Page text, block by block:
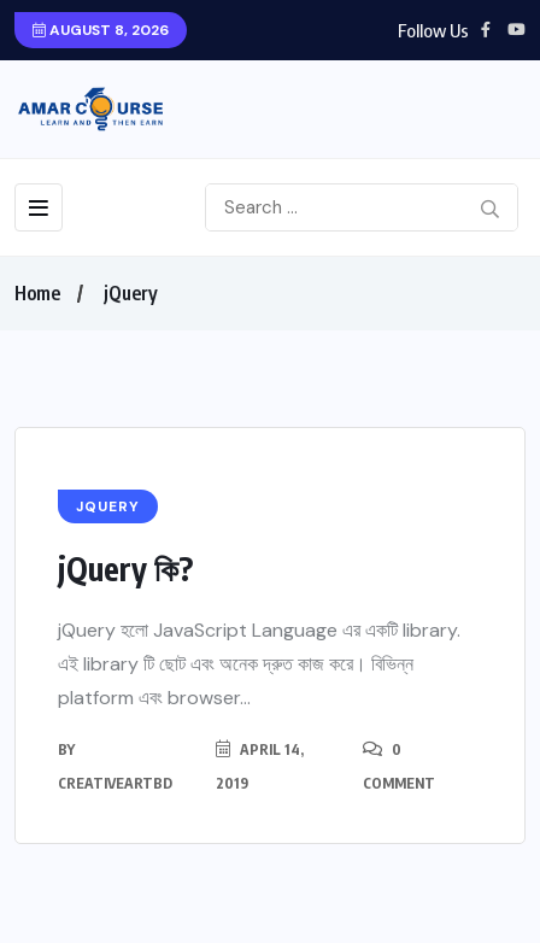
AUGUST 8, 2026 Follow Us
Home jQuery
JQUERY
jQuery কি?
jQuery হলো JavaScript Language এর একটি library.
এই library টি ছোট এবং অনেক দ্রুত কাজ করে। বিভিন্ন
platform এবং browser...
BY
CREATIVEARTBD
APRIL 14,
2019
0
COMMENT